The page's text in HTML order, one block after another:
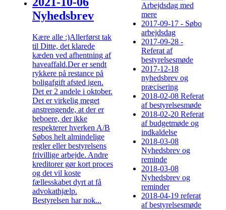
Nyhedsbrev
Kære alle :)Allerførst tak
til Ditte, det klarede
kæden ved afhentning af
haveaffald.Der er sendt
rykkere på restance på
boligafgift afsted igen.
Det er 2 andele i oktober.
Det er virkelig meget
anstrengende, at der er
beboere, der ikke
respekterer hverken A/B
Søbos helt almindelige
regler eller bestyrelsens
frivillige arbejde. Andre
kreditorer gør kort proces
og det vil koste
fællesskabet dyrt at få
advokathjælp.
Bestyrelsen har nok...
Arbejdsdag med
mere
2017-09-17 - Søbo
arbejdsdag
2017-09-28 -
Referat af
bestyrelsesmøde
2017-12-18
nyhedsbrev og
præcisering
2018-02-08 Referat
af bestyrelsesmøde
2018-02-20 Referat
af budgetmøde og
indkaldelse
2018-03-08
Nyhedsbrev og
reminde
2018-03-08
Nyhedsbrev og
reminder
2018-04-19 referat
af bestyrelsesmøde